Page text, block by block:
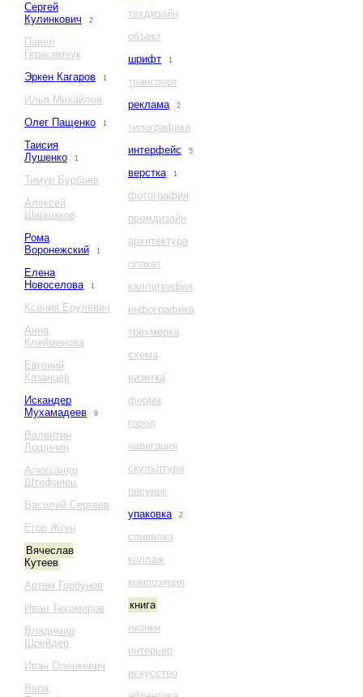
Сергей
Кулинкович
2
Павел
Герасимчук
Эркен Кагаров
1
Илья Михайлов
Олег Пащенко
1
Таисия
Лушенко
1
Тимур Бурбаев
Алексей
Шаршаков
Рома
Воронежский
1
Елена
Новоселова
1
Ксения Ерулевич
Анна
Клейменова
Евгений
Казанцев
Искандер
Мухамадеев
9
Валентин
Лощинин
Александр
Штефанец
Василий Сергеев
Егор Жгун
Вячеслав
Кутеев
Артем Горбунов
Иван Тихомиров
Владимир
Шрейдер
Иван Оленкевич
Вера
техдизайн
объект
шрифт
1
транспорт
реклама
2
типографика
интерфейс
5
верстка 1
фотография
промдизайн
архитектура
плакат
каллиграфия
инфографика
трехмерка
схема
визитка
форма
город
навигация
скульптура
рисунок
упаковка
2
социалка
коллаж
композиция
книга
иконки
интерьер
искусство